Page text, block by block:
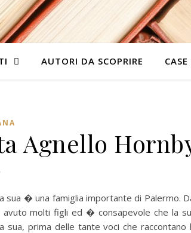
AUTORI DA SCOPRIRE
Agnello
sua � una famiglia importante di Palermo.
avuto molti figli ed � consapevole che la
sua, prima delle tante voci che raccontano